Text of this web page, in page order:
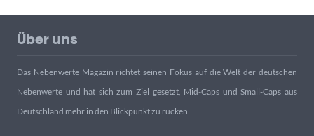
Über uns
Das Nebenwerte Magazin richtet seinen Fokus auf die Welt der deutschen
Nebenwerte und hat sich zum Ziel gesetzt, Mid-Caps und Small-Caps aus
Deutschland mehr in den Blickpunkt zu rücken.